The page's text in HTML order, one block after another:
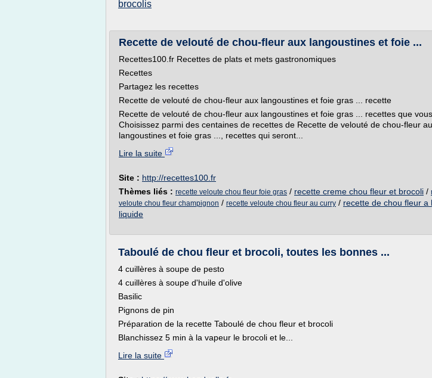
brocolis
Recette de velouté de chou-fleur aux langoustines et foie ...
Recettes100.fr Recettes de plats et mets gastronomiques
Recettes
Partagez les recettes
Recette de velouté de chou-fleur aux langoustines et foie gras ... recette
Recette de velouté de chou-fleur aux langoustines et foie gras ... recettes que
Choisissez parmi des centaines de recettes de Recette de velouté de chou-fleur
langoustines et foie gras ..., recettes qui seront...
Lire la suite
Site : http://recettes100.fr
Thèmes liés : recette veloute chou fleur foie gras / recette creme chou fleur et brocoli /
veloute chou fleur champignon / recette veloute chou fleur au curry / recette de chou fleur a
liquide
Taboulé de chou fleur et brocoli, toutes les bonnes ...
4 cuillères à soupe de pesto
4 cuillères à soupe d'huile d'olive
Basilic
Pignons de pin
Préparation de la recette Taboulé de chou fleur et brocoli
Blanchissez 5 min à la vapeur le brocoli et le...
Lire la suite